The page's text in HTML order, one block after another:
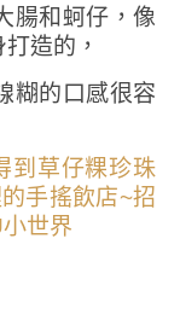
腸和蚵仔，像
造的，
糊的口感很容